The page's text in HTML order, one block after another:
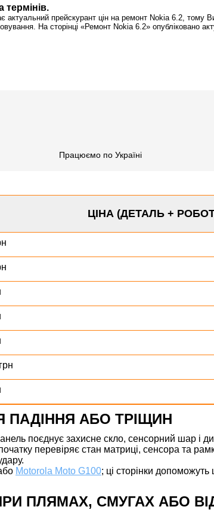
термінів.
актуальний прейскурант цін на ремонт Nokia 6.2, тому
На сторінці «Ремонт Nokia 6.2» опубліковано
Працюємо по Україні
ЦІНА (ДЕТАЛЬ +
ПАДІННЯ АБО ТРІЩИН
поєднує захисне скло, сенсорний шар і
перевіряє стан матриці, сенсора та
Motorola Moto G100; ці сторінки
ПЛЯМАХ, СМУГАХ АБО